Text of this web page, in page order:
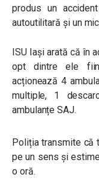
produs un
autoutilitară și un
ISU Iași arată că în
opt dintre ele
acționează 4
multiple, 1
ambulanțe SAJ.
Poliția transmite că
pe un sens și
o oră.